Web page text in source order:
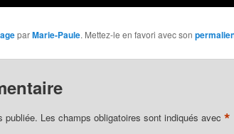
parMarie-Paule. Mettez-le en favori avec son
publiée. Les champs obligatoires sont indiqués avec *